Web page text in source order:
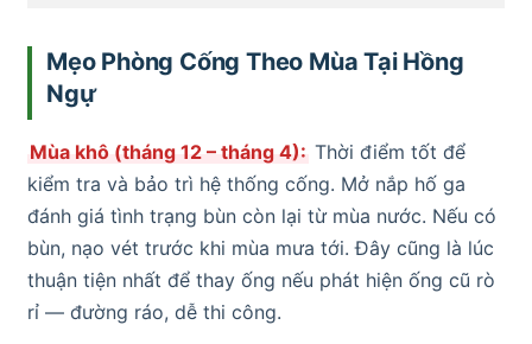
Mẹo Phòng Cống Theo Mùa Tại Hồng
Ngự
Mùa khô (tháng 12 – tháng 4): Thời điểm tốt để
kiểm tra và bảo trì hệ thống cống. Mở nắp hố ga
đánh giá tình trạng bùn còn lại từ mùa nước. Nếu có
bùn, nạo vét trước khi mùa mưa tới. Đây cũng là lúc
thuận tiện nhất để thay ống nếu phát hiện ống cũ rò
rỉ — đường ráo, dễ thi công.